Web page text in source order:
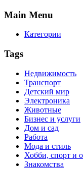
Main Menu
Категории
Tags
Недвижимость
Транспорт
Детский мир
Электроника
Животные
Бизнес и услуги
Дом и сад
Работа
Мода и стиль
Хобби, спорт и
Знакомства